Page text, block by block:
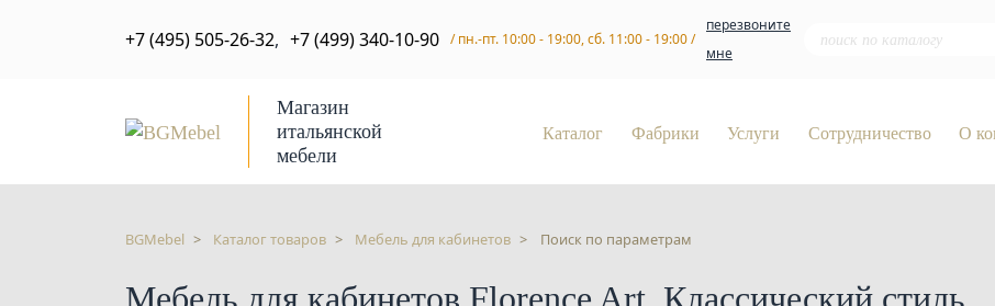
+7 (495) 505-26-32, +7 (499) 340-10-90 / пн.-пт. 10:00 - 19:00, сб. 11:00 - 19:00 /
перезвоните
мне
Магазин
итальянской
мебели
Каталог Фабрики Услуги Сотрудничество О
BGMebel Каталог товаров Мебель для кабинетов Поиск по параметрам